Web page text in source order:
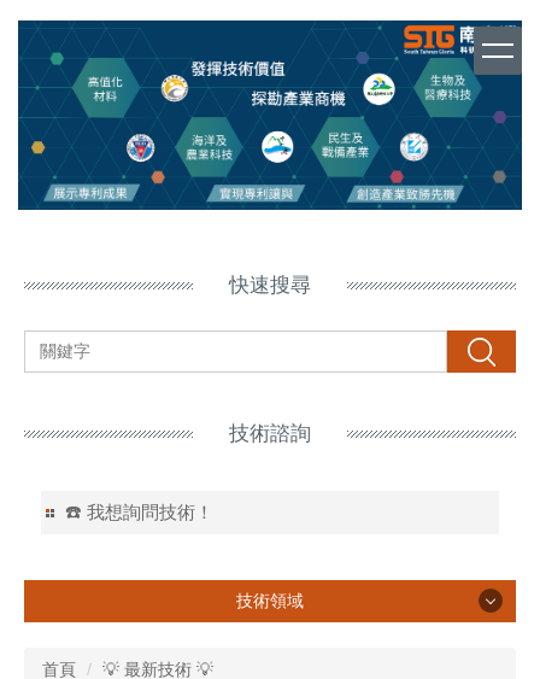
跳
要
內
快速搜尋
搜尋
技術諮詢
☎️ 我想詢問技術！
技術領域
首頁 💡 最新技術 💡